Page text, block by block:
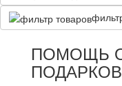
ПОМОЩЬ
ПОДАРКОВ